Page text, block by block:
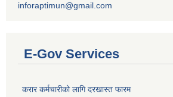
inforaptimun@gmail.com
E-Gov Services
करार कर्मचारीको लागि दरखास्त फारम